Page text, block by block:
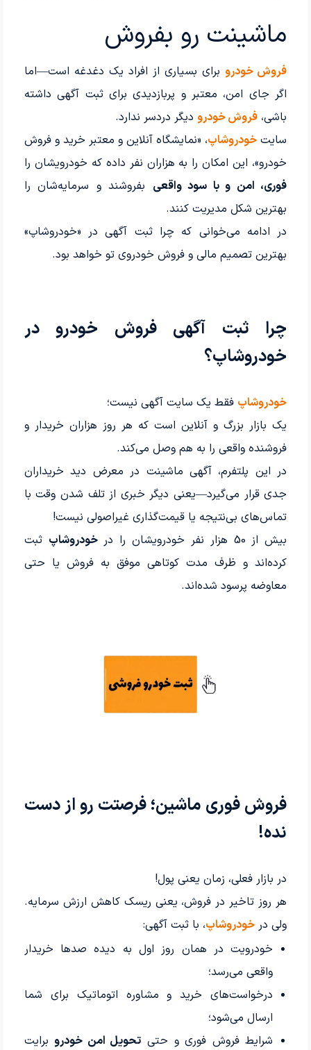
ماشینت رو بفروش
فروش خودروبرای بسیاری از افراد یک دغدغه است—اما
اگر جای امن، معتبر و پربازدیدی برای ثبت آگهی داشته
باشی، فروش خودرودیگر دردسر ندارد.
سایت خودروشاپ، «نمایشگاه آنلاین و معتبر خرید و فروش
خودرو»، این امکان را به هزاران نفر داده که خودرویشان را
فوری، امن و با سود واقعی بفروشند و سرمایه‌شان را
بهترین شکل مدیریت کنند.
در ادامه می‌خوانی که چرا ثبت آگهی در «خودروشاپ»
بهترین تصمیم مالی و فروش خودروی تو خواهد بود.
چرا ثبت آگهی فروش خودرو در
خودروشاپ؟
خودروشاپ فقط یک سایت آگهی نیست؛
یک بازار بزرگ و آنلاین است که هر روز هزاران خریدار و
فروشنده واقعی را به هم وصل می‌کند.
در این پلتفرم، آگهی ماشینت در معرض دید خریداران
جدی قرار می‌گیرد—یعنی دیگر خبری از تلف شدن وقت با
تماس‌های بی‌نتیجه یا قیمت‌گذاری غیراصولی نیست!
بیش از 50 هزار نفر خودرویشان را در
خودروشاپ ثبت
کرده‌اند و ظرف مدت کوتاهی موفق به فروش یا حتی
معاوضه پرسود شده‌اند.
فروش فوری ماشین؛ فرصتت رو از دست
نده!
در بازار فعلی، زمان یعنی پول!
هر روز تاخیر در فروش، یعنی ریسک کاهش ارزش سرمایه.
ولی در خودروشاپ، با ثبت آگهی:
خودرویت در همان روز اول به دیده صدها خریدار
واقعی می‌رسد؛
درخواست‌های خرید و مشاوره اتوماتیک برای شما
ارسال می‌شود؛
شرایط فروش فوری و حتی تحویل امن خودروبرایت